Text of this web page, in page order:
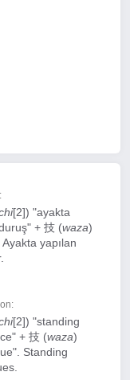
[2]) "ayakta
+ 技 (waza)
yapılan
[2]) "standing
+ 技 (waza)
Standing